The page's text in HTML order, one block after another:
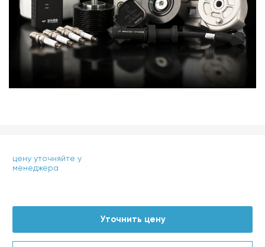
цену уточняйте у
менеджера
Уточнить цену